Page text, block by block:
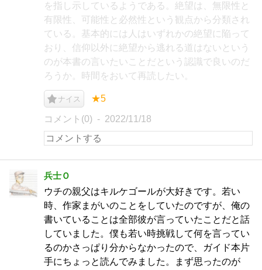
を指し示しているようである。絶望は、無限性と
有限性、可能性と必然性という観点から分類され
ている。基本的には人はいずれかの絶望に陥って
おり、信仰以外に絶望から逃れる道はないという
のが本書の言いたいことだという認識で良いのだ
ろうか。時間をおいて再読したい。
ナイス ★5
コメント(0) 2022/11/18
兵士Ｏ
ウチの親父はキルケゴールが大好きです。若い
時、作家まがいのことをしていたのですが、俺の
書いていることは全部彼が言っていたことだと話
していました。僕も若い時挑戦して何を言ってい
るのかさっぱり分からなかったので、ガイド本片
手にちょっと読んでみました。まず思ったのが